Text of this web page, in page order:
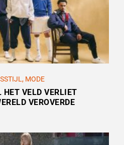
, MODE
HET VELD VERLIET
VEROVERDE